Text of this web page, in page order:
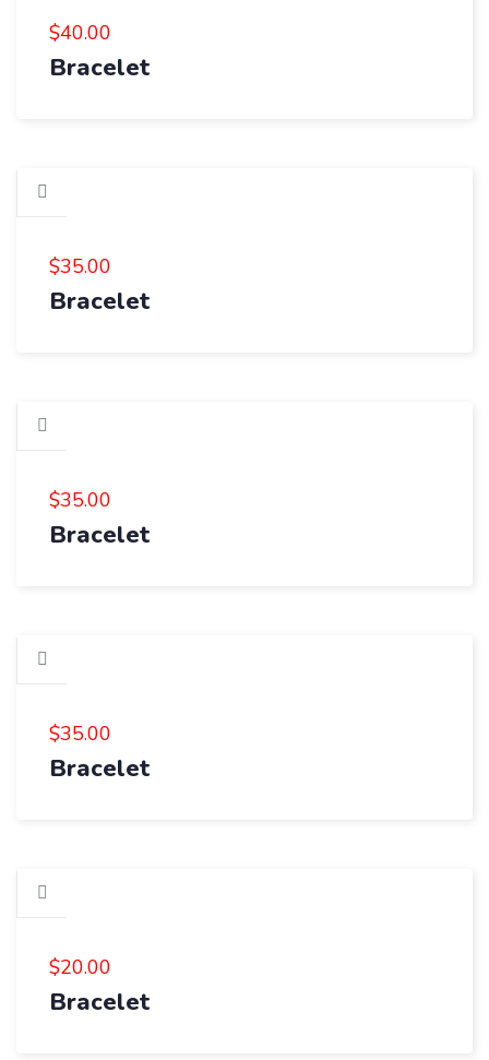
$40.00
Bracelet
$35.00
Bracelet
$35.00
Bracelet
$35.00
Bracelet
$20.00
Bracelet